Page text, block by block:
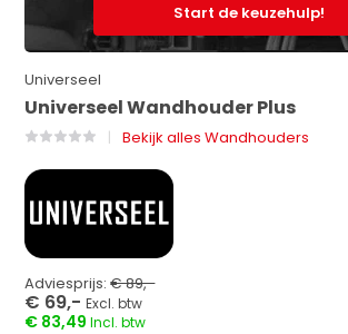
Start de keuzehulp!
Universeel
Universeel Wandhouder Plus
Bekijk alles Wandhouders
Adviesprijs:€ 89,-
€ 69,-Excl. btw
€ 83,49Incl. btw